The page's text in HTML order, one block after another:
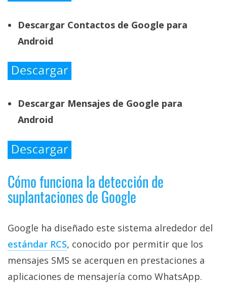
Descargar Contactos de Google para
Android
Descargar Mensajes de Google para
Android
Cómo funciona la detección de
suplantaciones de Google
Google ha diseñado este sistema alrededor del
estándar RCS‎, conocido por permitir que los
mensajes SMS se acerquen en prestaciones a
aplicaciones de mensajería como WhatsApp.